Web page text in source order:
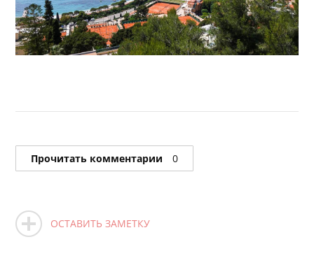
Прочитать комментарии 0
ОСТАВИТЬ ЗАМЕТКУ